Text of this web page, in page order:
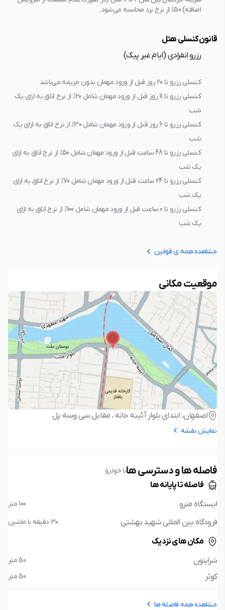
اضافه) 50% از نرخ برد محاسبه می‌شود.
قانون کنسلی هتل
رزرو انفرادی (ایام غیر پیک)
کنسلی رزرو تا 20 روز قبل از ورود مهمان بدون جريمه مي‌باشد
کنسلی رزرو تا 11 روز قبل از ورود مهمان شامل 20% از نرخ اتاق به ازاي يک
شب
کنسلی رزرو تا 6 روز قبل از ورود مهمان شامل 30% از نرخ اتاق به ازاي يک
شب
کنسلی رزرو تا 48 ساعت قبل از ورود مهمان شامل 50% از نرخ اتاق به ازاي
يک شب
کنسلی رزرو تا 24 ساعت قبل از ورود مهمان شامل 70% از نرخ اتاق به ازاي
يک شب
کنسلی رزرو تا 0 ساعت قبل از ورود مهمان شامل 100% از نرخ اتاق به ازاي
يک شب
مشاهده همه ی قوانین
موقعیت مکانی
اصفهان، ابتدای بلوار آئینه خانه ، مقابل سی­ و­سه­ پل
نمایش نقشه
فاصله ها و دسترسی هابا خودرو
فاصله تا پایانه ها
ایستگاه مترو
100 متر
فرودگاه بین المللی شهید بهشتی 30 دقیقه با ماشین
مکان های نزدیک
شرایتون
50 متر
کوثر 50 متر
مشاهده همه فاصله ها